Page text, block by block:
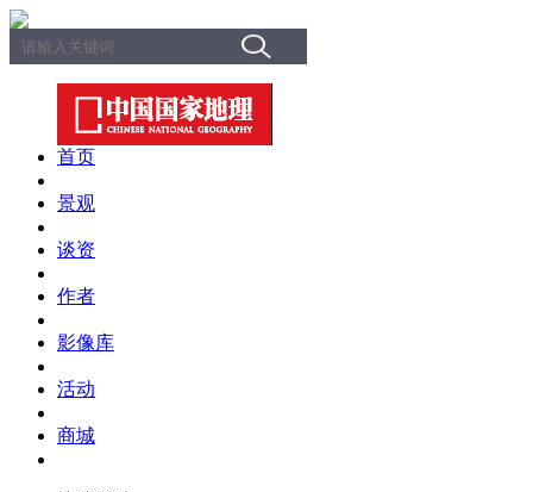
首页
景观
谈资
作者
影像库
活动
商城